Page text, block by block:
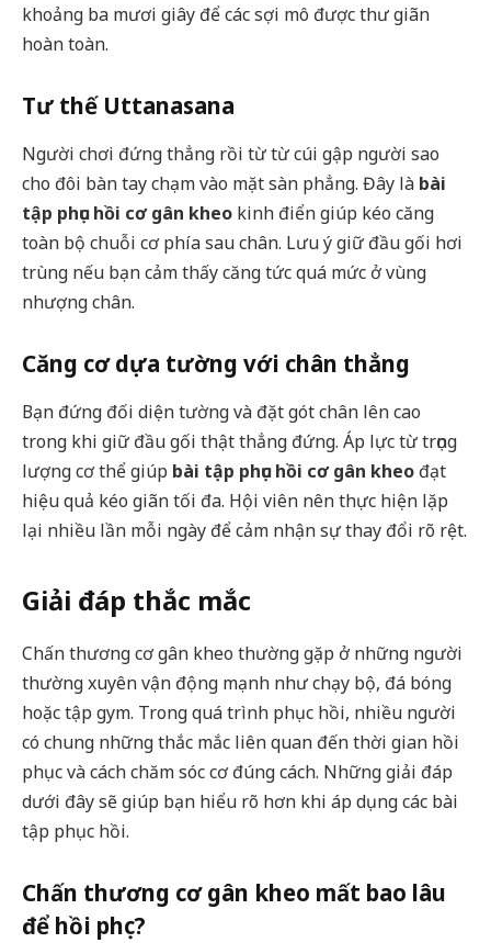
khoảng ba mươi giây để các sợi mô được thư giãn
hoàn toàn.
Tư thế Uttanasana
Người chơi đứng thẳng rồi từ từ cúi gập người sao
cho đôi bàn tay chạm vào mặt sàn phẳng. Đây là bài
tập phục hồi cơ gân kheo kinh điển giúp kéo căng
toàn bộ chuỗi cơ phía sau chân. Lưu ý giữ đầu gối hơi
trùng nếu bạn cảm thấy căng tức quá mức ở vùng
nhượng chân.
Căng cơ dựa tường với chân thẳng
Bạn đứng đối diện tường và đặt gót chân lên cao
trong khi giữ đầu gối thật thẳng đứng. Áp lực từ trọng
lượng cơ thể giúp bài tập phục hồi cơ gân kheo đạt
hiệu quả kéo giãn tối đa. Hội viên nên thực hiện lặp
lại nhiều lần mỗi ngày để cảm nhận sự thay đổi rõ rệt.
Giải đáp thắc mắc
Chấn thương cơ gân kheo thường gặp ở những người
thường xuyên vận động mạnh như chạy bộ, đá bóng
hoặc tập gym. Trong quá trình phục hồi, nhiều người
có chung những thắc mắc liên quan đến thời gian hồi
phục và cách chăm sóc cơ đúng cách. Những giải đáp
dưới đây sẽ giúp bạn hiểu rõ hơn khi áp dụng các bài
tập phục hồi.
Chấn thương cơ gân kheo mất bao lâu
để hồi phục?